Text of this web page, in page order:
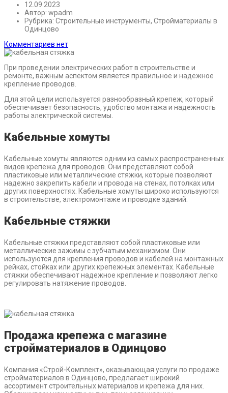
12.09.2023
Автор: wpadm
Рубрика: Строительные инструменты, Стройматериалы в
Одинцово
Комментариев нет
При проведении электрических работ в строительстве и
ремонте, важным аспектом является правильное и надежное
крепление проводов.
Для этой цели используется разнообразный крепеж, который
обеспечивает безопасность, удобство монтажа и надежность
работы электрической системы.
Кабельные хомуты
Кабельные хомуты являются одним из самых распространенных
видов крепежа для проводов. Они представляют собой
пластиковые или металлические стяжки, которые позволяют
надежно закрепить кабели и провода на стенах, потолках или
других поверхностях. Кабельные хомуты широко используются
в строительстве, электромонтаже и проводке зданий.
Кабельные стяжки
Кабельные стяжки представляют собой пластиковые или
металлические зажимы с зубчатым механизмом. Они
используются для крепления проводов и кабелей на монтажных
рейках, стойках или других крепежных элементах. Кабельные
стяжки обеспечивают надежное крепление и позволяют легко
регулировать натяжение проводов.
Продажа крепежа с магазине
стройматериалов в Одинцово
Компания «Строй-Комплект», оказывающая услуги по продаже
стройматериалов в Одинцово, предлагает широкий
ассортимент строительных материалов и крепежа для них.